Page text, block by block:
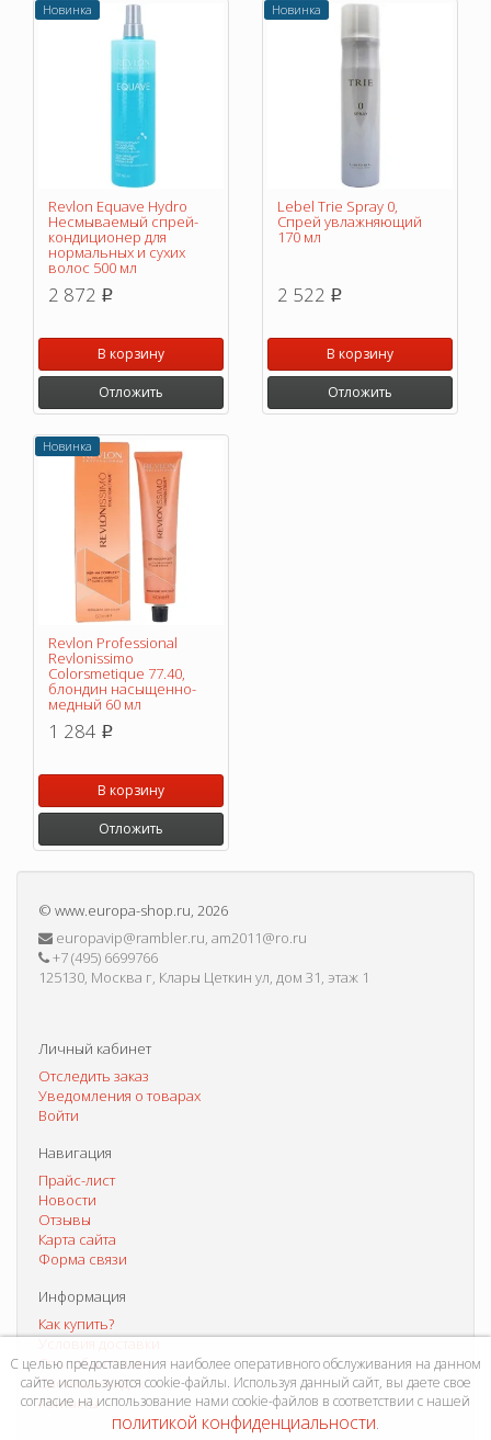
Новинка
Revlon Equave Hydro
Несмываемый спрей-
кондиционер для
нормальных и сухих
волос 500 мл
2 872 p
В корзину
Отложить
Новинка
Lebel Trie Spray 0,
Спрей увлажняющий
170 мл
2 522 p
В корзину
Отложить
Новинка
Revlon Professional
Revlonissimo
Colorsmetique 77.40,
блондин насыщенно-
медный 60 мл
1 284 p
В корзину
Отложить
© www.europa-shop.ru, 2026
europavip@rambler.ru, am2011@ro.ru
+7 (495) 6699766
125130, Москва г, Клары Цеткин ул, дом 31, этаж 1
Личный кабинет
Отследить заказ
Уведомления о товарах
Войти
Навигация
Прайс-лист
Новости
Отзывы
Карта сайта
Форма связи
Информация
Как купить?
Условия доставки
Способы оплаты
Система скидок
Контакты
С целью предоставления наиболее оперативного обслуживания на данном
сайте используются cookie-файлы. Используя данный сайт, вы даете свое
согласие на использование нами cookie-файлов в соответствии с нашей
политикой конфиденциальности.